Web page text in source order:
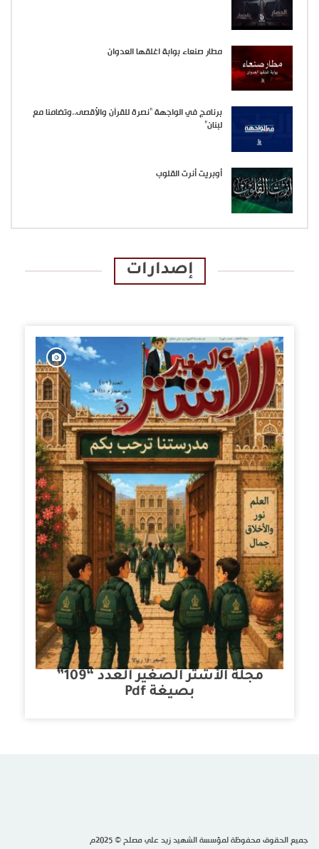
مطار صنعاء بوابة اغلقها العدوان
برنامج في الواجهة “نصرة للقرآن والأقصى..وتضامنا مع
لبنان”
أوبريت أنرت القلوب
إصدارات
مجلة الأشتر الصغير العدد “109”
بصيغة Pdf
جميع الحقوق محفوظة لمؤسسة الشهيد زيد علي مصلح © 2025م